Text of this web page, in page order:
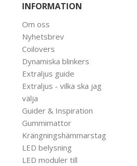
INFORMATION
Om oss
Nyhetsbrev
Coilovers
Dynamiska blinkers
Extraljus guide
Extraljus - vilka ska jag
välja
Guider & Inspiration
Gummimattor
Krängningshämmarstag
LED belysning
LED moduler till